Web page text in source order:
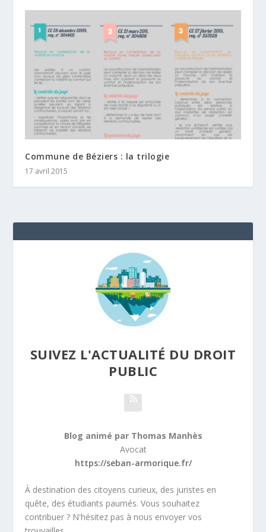
Commune de Béziers : la trilogie
17 avril 2015
SUIVEZ L'ACTUALITÉ DU DROIT
PUBLIC
Blog animé par Thomas Manhès
Avocat
https://seban-armorique.fr/
À destination des citoyens curieux, des juristes en
quête, des étudiants paumés. Vous souhaitez
contribuer ? N'hésitez pas à nous envoyer vos